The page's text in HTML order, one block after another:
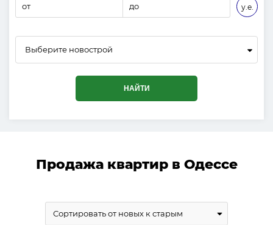
от до у.е.
Выберите новострой
НАЙТИ
Продажа квартир в Одессе